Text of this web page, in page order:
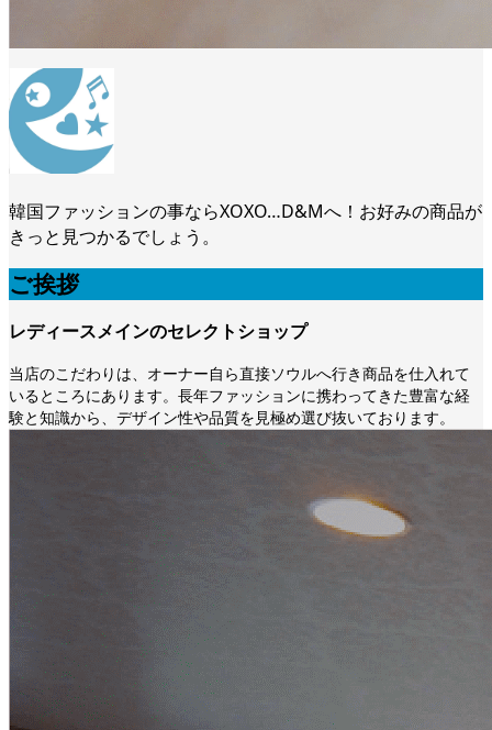
韓国ファッションの事ならXOXO…D&Mへ！お好みの商品が
きっと見つかるでしょう。
ご挨拶
レディースメインのセレクトショップ
当店のこだわりは、オーナー自ら直接ソウルへ行き商品を仕入れて
いるところにあります。長年ファッションに携わってきた豊富な経
験と知識から、デザイン性や品質を見極め選び抜いております。